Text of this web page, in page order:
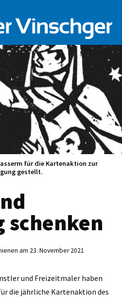
für die Kartenaktion zur
gestellt.
schenken
am 23. November 2021
und Freizeitmaler haben
die jährliche Kartenaktion des